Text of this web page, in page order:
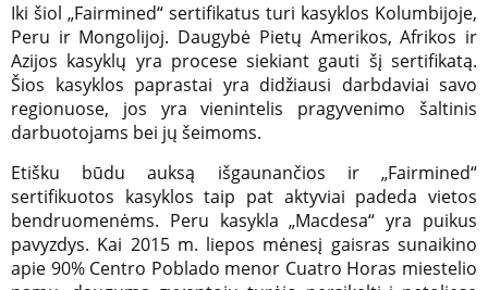
Iki šiol „Fairmined“ sertifikatus turi kasyklos Kolumbijoje,
Peru ir Mongolijoj. Daugybė Pietų Amerikos, Afrikos ir
Azijos kasyklų yra procese siekiant gauti šį sertifikatą.
Šios kasyklos paprastai yra didžiausi darbdaviai savo
regionuose, jos yra vienintelis pragyvenimo šaltinis
darbuotojams bei jų šeimoms.
Etišku būdu auksą išgaunančios ir „Fairmined“
sertifikuotos kasyklos taip pat aktyviai padeda vietos
bendruomenėms. Peru kasykla „Macdesa“ yra puikus
pavyzdys. Kai 2015 m. liepos mėnesį gaisras sunaikino
apie 90% Centro Poblado menor Cuatro Horas miestelio